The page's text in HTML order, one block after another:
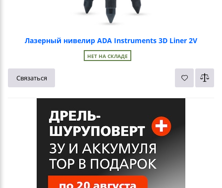
Лазерный нивелир ADA Instruments 3D Liner 2V
НЕТ НА СКЛАДЕ
Связаться